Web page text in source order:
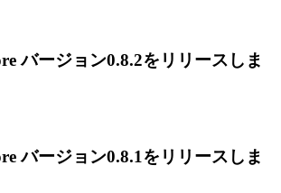
バージョン0.8.2をリリースしま
バージョン0.8.1をリリースしま